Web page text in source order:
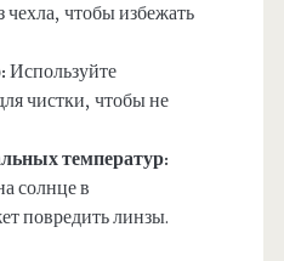
чехла, чтобы избежать
Используйте
чистки, чтобы не
температур:
солнце в
повредить линзы.